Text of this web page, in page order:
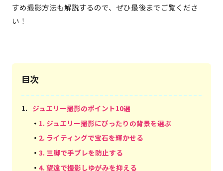
すめ撮影方法も解説するので、ぜひ最後までご覧くださ
い！
目次
1. ジュエリー撮影のポイント10選
・ 1. ジュエリー撮影にぴったりの背景を選ぶ
・ 2. ライティングで宝石を輝かせる
・ 3. 三脚で手ブレを防止する
・ 4. 望遠で撮影しゆがみを抑える